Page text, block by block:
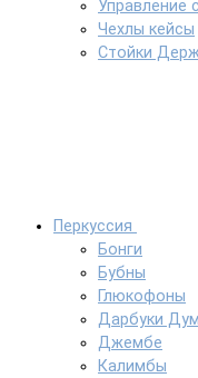
Управление
Чехлы кейсы
Стойки
Перкуссия
Бонги
Бубны
Глюкофоны
Дарбуки
Джембе
Калимбы